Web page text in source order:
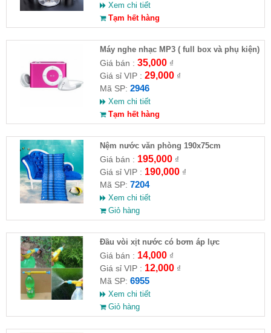
Xem chi tiết
Tạm hết hàng
Máy nghe nhạc MP3 ( full box và phụ kiện)
Giá bán : 35,000₫
Giá sỉ VIP : 29,000₫
Mã SP: 2946
Xem chi tiết
Tạm hết hàng
Nệm nước văn phòng 190x75cm
Giá bán : 195,000₫
Giá sỉ VIP : 190,000₫
Mã SP: 7204
Xem chi tiết
Giỏ hàng
Đầu vòi xịt nước có bơm áp lực
Giá bán : 14,000₫
Giá sỉ VIP : 12,000₫
Mã SP: 6955
Xem chi tiết
Giỏ hàng